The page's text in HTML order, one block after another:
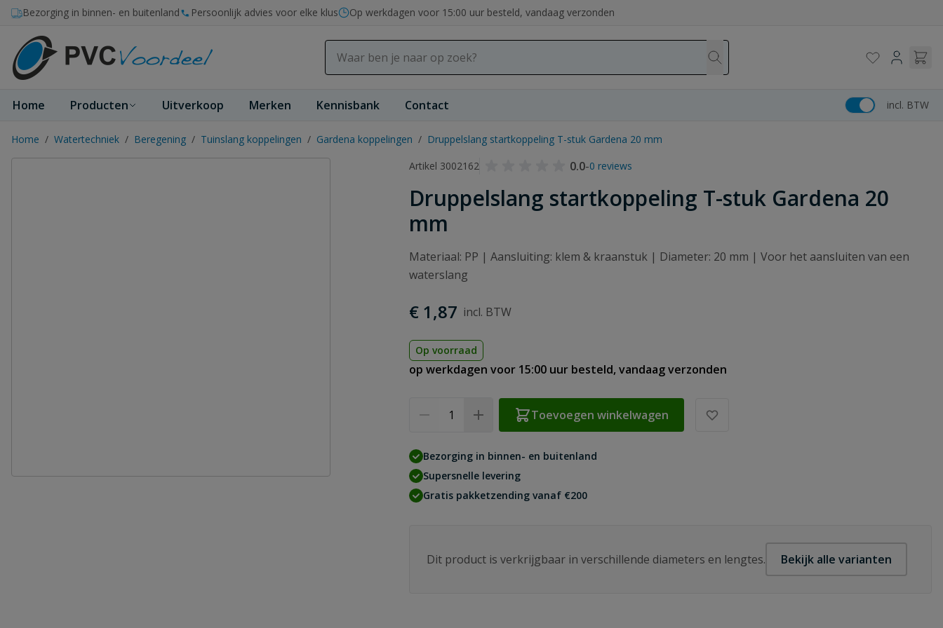
Ga naar de inhoud
Bezorging in binnen- en buitenland Persoonlijk advies voor elke klus Op werkdagen voor 15:00 uur besteld, vandaag verzonden
Home Producten Uitverkoop Merken Kennisbank Contact incl. BTW
Home / Watertechniek / Beregening / Tuinslang koppelingen / Gardena koppelingen / Druppelslang startkoppeling T-stuk Gardena 20 mm
Artikel 3002162
0.0-0 reviews
Druppelslang startkoppeling T-stuk Gardena 20
mm
Materiaal: PP | Aansluiting: klem & kraanstuk | Diameter: 20 mm | Voor het aansluiten van een
waterslang
€ 1,87
Op voorraad
op werkdagen voor 15:00 uur besteld, vandaag verzonden
Toevoegen winkelwagen
Bezorging in binnen- en buitenland
Supersnelle levering
Gratis pakketzending vanaf €200
Dit product is verkrijgbaar in verschillende diameters en lengtes. Bekijk alle varianten